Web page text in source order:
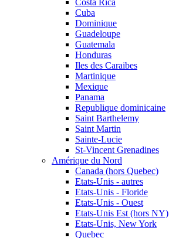
Costa Rica
Cuba
Dominique
Guadeloupe
Guatemala
Honduras
Iles des Caraibes
Martinique
Mexique
Panama
Republique dominicaine
Saint Barthelemy
Saint Martin
Sainte-Lucie
St-Vincent Grenadines
Amérique du Nord
Canada (hors Quebec)
Etats-Unis - autres
Etats-Unis - Floride
Etats-Unis - Ouest
Etats-Unis Est (hors NY)
Etats-Unis, New York
Quebec